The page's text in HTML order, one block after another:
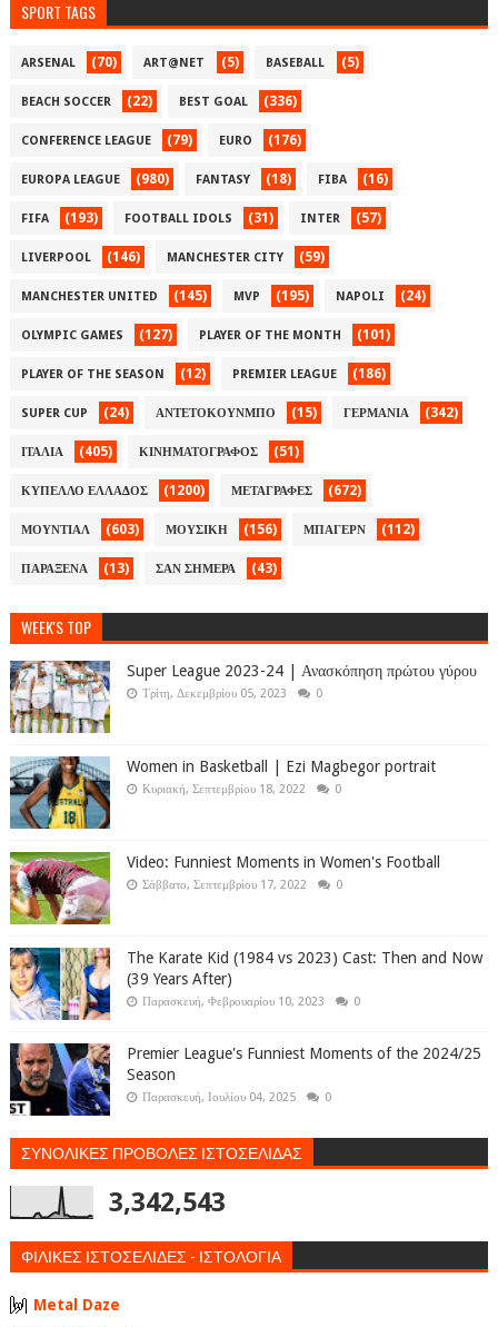
SPORT TAGS
ARSENAL (70) ART@NET (5) BASEBALL (5)
BEACH SOCCER (22) BEST GOAL (336)
CONFERENCE LEAGUE (79) EURO (176)
EUROPA LEAGUE (980) FANTASY (18) FIBA (16)
FIFA (193) FOOTBALL IDOLS (31) INTER (57)
LIVERPOOL (146) MANCHESTER CITY (59)
MANCHESTER UNITED (145) MVP (195) NAPOLI (24)
OLYMPIC GAMES (127) PLAYER OF THE MONTH (101)
PLAYER OF THE SEASON (12) PREMIER LEAGUE (186)
SUPER CUP (24) ΑΝΤΕΤΟΚΟΥΝΜΠΟ (15) ΓΕΡΜΑΝΙΑ (342)
ΙΤΑΛΙΑ (405) ΚΙΝΗΜΑΤΟΓΡΑΦΟΣ (51)
ΚΥΠΕΛΛΟ ΕΛΛΑΔΟΣ (1200) ΜΕΤΑΓΡΑΦΕΣ (672)
ΜΟΥΝΤΙΑΛ (603) ΜΟΥΣΙΚΗ (156) ΜΠΑΓΕΡΝ (112)
ΠΑΡΑΞΕΝΑ (13) ΣΑΝ ΣΗΜΕΡΑ (43)
WEEK'S TOP
Super League 2023-24 | Ανασκόπηση πρώτου γύρου
Τρίτη, Δεκεμβρίου 05, 2023 0
Women in Basketball | Ezi Magbegor portrait
Κυριακή, Σεπτεμβρίου 18, 2022 0
Video: Funniest Moments in Women's Football
Σάββατο, Σεπτεμβρίου 17, 2022 0
The Karate Kid (1984 vs 2023) Cast: Then and Now
(39 Years After)
Παρασκευή, Φεβρουαρίου 10, 2023 0
Premier League's Funniest Moments of the 2024/25
Season
Παρασκευή, Ιουλίου 04, 2025 0
ΣΥΝΟΛΙΚΕΣ ΠΡΟΒΟΛΕΣ ΙΣΤΟΣΕΛΙΔΑΣ
3,342,543
ΦΙΛΙΚΕΣ ΙΣΤΟΣΕΛΙΔΕΣ - ΙΣΤΟΛΟΓΙΑ
Metal Daze